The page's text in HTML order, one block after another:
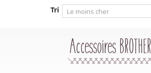
Tri
Accessoires BROTHER